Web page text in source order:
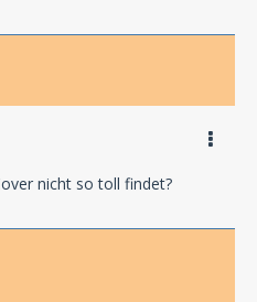
nicht so toll findet?